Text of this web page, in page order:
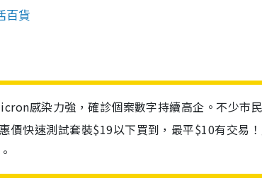
百貨
感染力強，確診個案數字持續高企。不少市
價快速測試套裝$19以下買到，最平$10有交易